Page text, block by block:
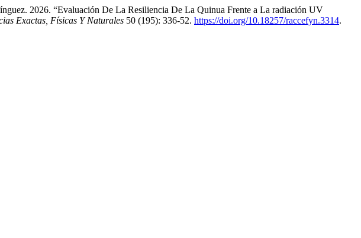
2026. “Evaluación De La Resiliencia De La Quinua Frente a La radiación UV
Exactas, Físicas Y Naturales 50 (195): 336-52. https://doi.org/10.18257/raccefyn.3314.